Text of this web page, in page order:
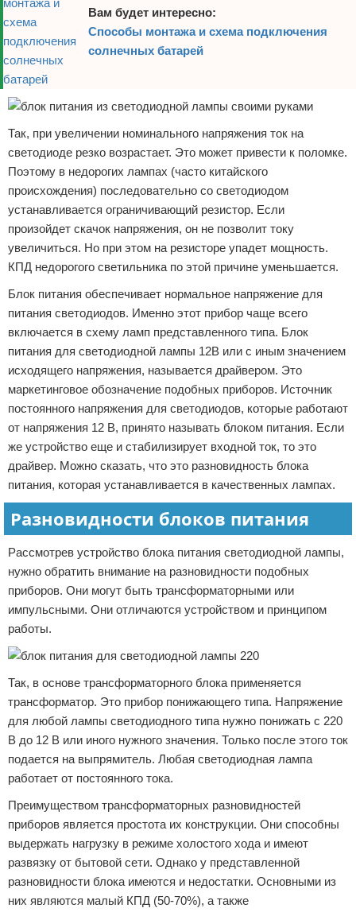
Вам будет интересно:
Способы монтажа и схема подключения
солнечных батарей
Так, при увеличении номинального напряжения ток на
светодиоде резко возрастает. Это может привести к поломке.
Поэтому в недорогих лампах (часто китайского
происхождения) последовательно со светодиодом
устанавливается ограничивающий резистор. Если
произойдет скачок напряжения, он не позволит току
увеличиться. Но при этом на резисторе упадет мощность.
КПД недорогого светильника по этой причине уменьшается.
Блок питания обеспечивает нормальное напряжение для
питания светодиодов. Именно этот прибор чаще всего
включается в схему ламп представленного типа. Блок
питания для светодиодной лампы 12В или с иным значением
исходящего напряжения, называется драйвером. Это
маркетинговое обозначение подобных приборов. Источник
постоянного напряжения для светодиодов, которые работают
от напряжения 12 В, принято называть блоком питания. Если
же устройство еще и стабилизирует входной ток, то это
драйвер. Можно сказать, что это разновидность блока
питания, которая устанавливается в качественных лампах.
Разновидности блоков питания
Рассмотрев устройство блока питания светодиодной лампы,
нужно обратить внимание на разновидности подобных
приборов. Они могут быть трансформаторными или
импульсными. Они отличаются устройством и принципом
работы.
Так, в основе трансформаторного блока применяется
трансформатор. Это прибор понижающего типа. Напряжение
для любой лампы светодиодного типа нужно понижать с 220
В до 12 В или иного нужного значения. Только после этого ток
подается на выпрямитель. Любая светодиодная лампа
работает от постоянного тока.
Преимуществом трансформаторных разновидностей
приборов является простота их конструкции. Они способны
выдержать нагрузку в режиме холостого хода и имеют
развязку от бытовой сети. Однако у представленной
разновидности блока имеются и недостатки. Основными из
них являются малый КПД (50-70%), а также